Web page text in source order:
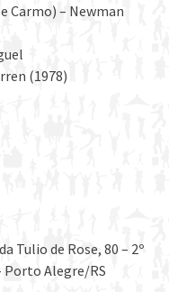
Carmo) – Newman
(1978)
Tulio de Rose, 80 – 2º
Porto Alegre/RS